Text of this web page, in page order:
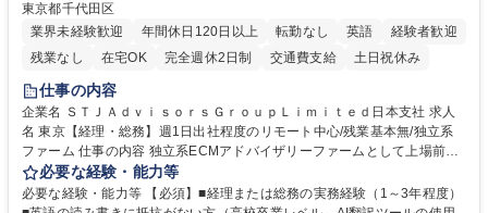
東京都千代田区
業界未経験歓迎
年間休日120日以上 転勤なし 英語
経験者歓迎
残業なし
在宅OK 完全週休2日制 交通費支給 土日祝休み
仕事の内容
企業名 ＳＴＪＡｄｖｉｓｏｒｓＧｒｏｕｐＬｉｍｉｔｅｄ日本支社 求人
名 東京【経理・総務】週1日出社程度のリモート中心/残業基本無/独立系
ファーム 仕事の内容 独立系ECMアドバイザリーファームとして上場前後
の資本市場戦略を設計する当社にて経理・総務をお任せします。基礎的な
バックオフィス業務からスタートし組織を支える専任担当として広く活躍
できる環境です。 ■日常経理、月次および年次決算サポート業務 ■本国
必要な経験・能力等
必要な経験・能力等 【必須】■経理または総務の実務経験（1～3年程度）